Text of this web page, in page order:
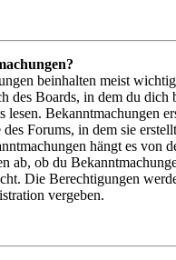
beinhalten meist
des Boards, in dem du dich
lesen. Bekanntmachungen
des Forums, in dem sie
hängt es von
ab, ob du
Die Berechtigungen
vergeben.